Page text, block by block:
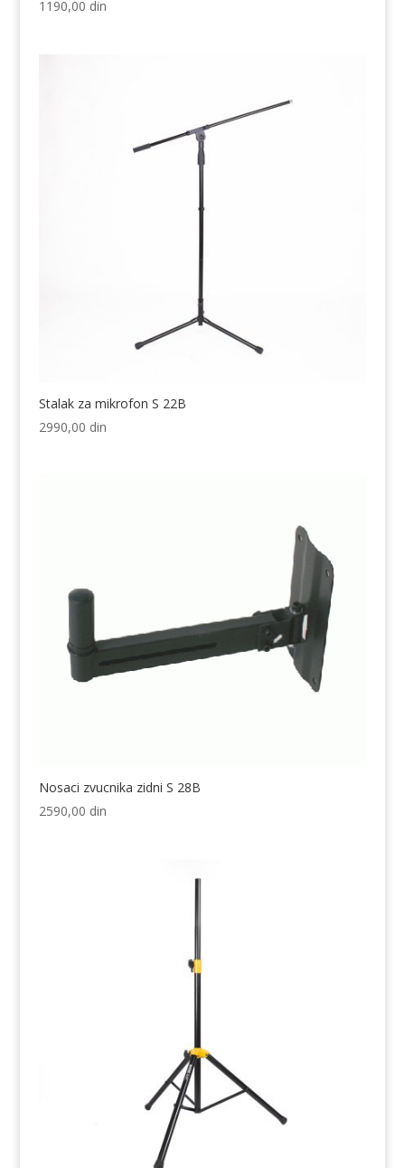
1190,00 din
Stalak za mikrofon S 22B
2990,00 din
Nosaci zvucnika zidni S 28B
2590,00 din